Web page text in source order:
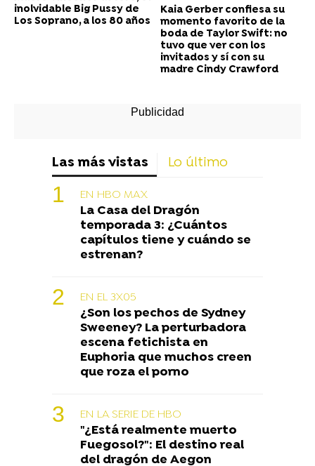
inolvidable Big Pussy de
Los Soprano, a los 80 años
Kaia Gerber confiesa su
momento favorito de la
boda de Taylor Swift: no
tuvo que ver con los
invitados y sí con su
madre Cindy Crawford
Las más vistas Lo último
EN HBO MAX
La Casa del Dragón
temporada 3: ¿Cuántos
capítulos tiene y cuándo se
estrenan?
EN EL 3X05
¿Son los pechos de Sydney
Sweeney? La perturbadora
escena fetichista en
Euphoria que muchos creen
que roza el porno
EN LA SERIE DE HBO
"¿Está realmente muerto
Fuegosol?": El destino real
del dragón de Aegon